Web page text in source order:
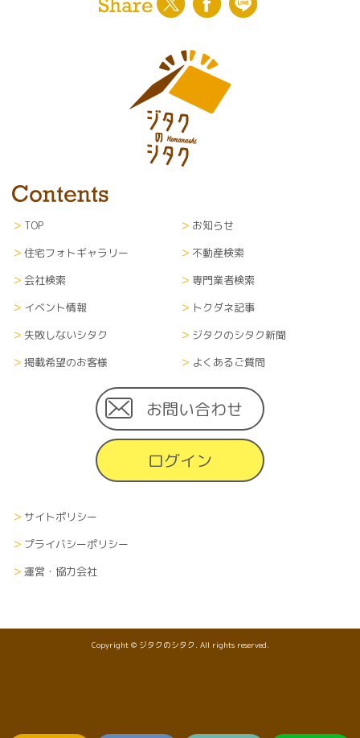
TOP
お知らせ
住宅フォトギャラリー
不動産検索
会社検索
専門業者検索
イベント情報
トクダネ記事
失敗しないシタク
ジタクのシタク新聞
掲載希望のお客様
よくあるご質問
お問い合わせ
ログイン
サイトポリシー
プライバシーポリシー
運営・協力会社
Copyright © ジタクのシタク. All rights reserved.